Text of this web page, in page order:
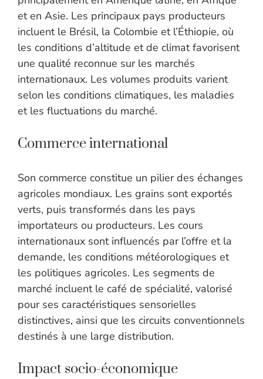
et en Asie. Les principaux pays producteurs
incluent le Brésil, la Colombie et l’Éthiopie, où
les conditions d’altitude et de climat favorisent
une qualité reconnue sur les marchés
internationaux. Les volumes produits varient
selon les conditions climatiques, les maladies
et les fluctuations du marché.
Commerce international
Son commerce constitue un pilier des échanges
agricoles mondiaux. Les grains sont exportés
verts, puis transformés dans les pays
importateurs ou producteurs. Les cours
internationaux sont influencés par l’offre et la
demande, les conditions météorologiques et
les politiques agricoles. Les segments de
marché incluent le café de spécialité, valorisé
pour ses caractéristiques sensorielles
distinctives, ainsi que les circuits conventionnels
destinés à une large distribution.
Impact socio-économique